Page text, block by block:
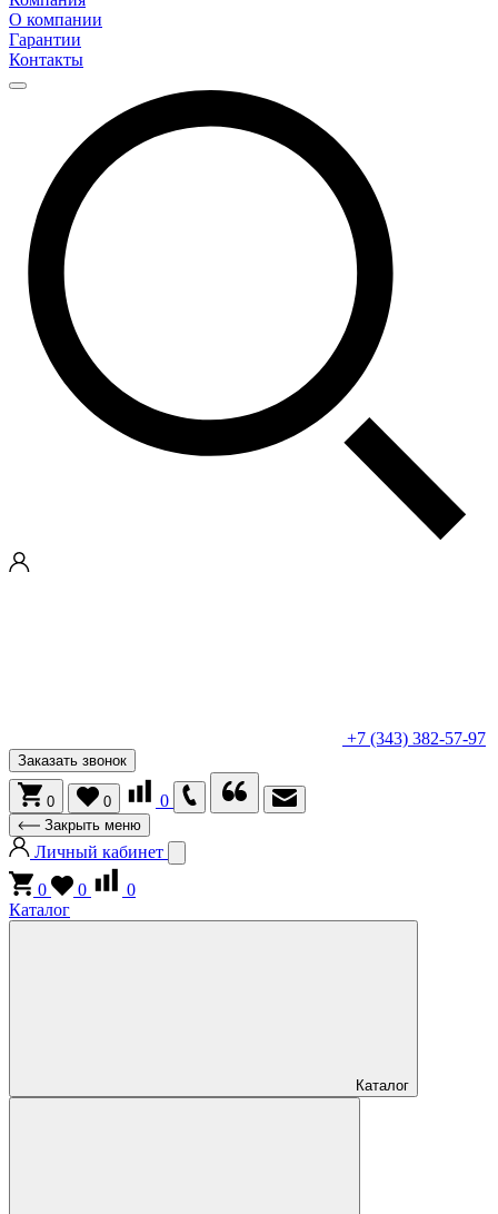
О компании
Гарантии
Контакты
+7 (343) 382-57-97
Заказать звонок
0 0 0
Закрыть меню
Личный кабинет
0
0
0
Каталог
Каталог